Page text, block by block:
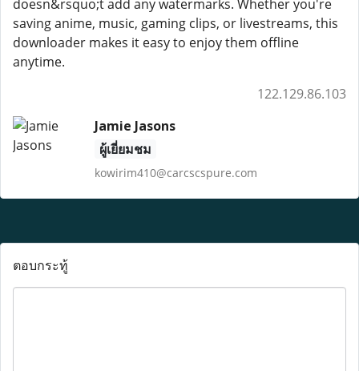
doesn&rsquo;t add any watermarks. Whether you're
saving anime, music, gaming clips, or livestreams, this
downloader makes it easy to enjoy them offline
anytime.
122.129.86.103
Jamie Jasons
ผู้เยี่ยมชม
kowirim410@carcscspure.com
ตอบกระทู้